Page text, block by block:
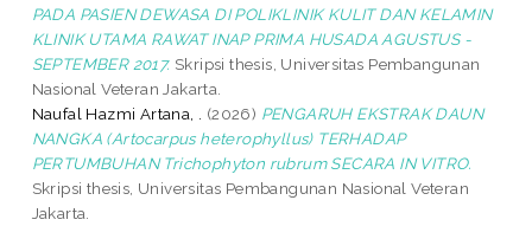
PADA PASIEN DEWASA DI POLIKLINIK KULIT DAN KELAMIN
KLINIK UTAMA RAWAT INAP PRIMA HUSADA AGUSTUS -
SEPTEMBER 2017. Skripsi thesis, Universitas Pembangunan
Nasional Veteran Jakarta.
Naufal Hazmi Artana, .
(2026) PENGARUH EKSTRAK DAUN
NANGKA (Artocarpus heterophyllus) TERHADAP
PERTUMBUHAN Trichophyton rubrum SECARA IN VITRO.
Skripsi thesis, Universitas Pembangunan Nasional Veteran
Jakarta.